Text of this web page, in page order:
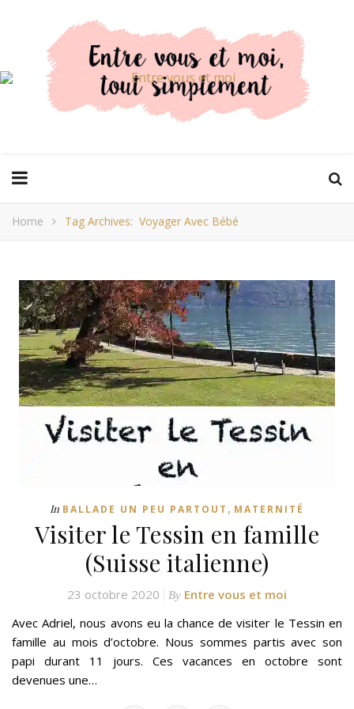
Home Tag Archives: Voyager Avec Bébé
In BALLADE UN PEU PARTOUT , MATERNITÉ
Visiter le Tessin en famille
(Suisse italienne)
23 octobre 2020 By Entre vous et moi
Avec Adriel, nous avons eu la chance de visiter le Tessin en
famille au mois d’octobre. Nous sommes partis avec son
papi durant 11 jours. Ces vacances en octobre sont
devenues une…